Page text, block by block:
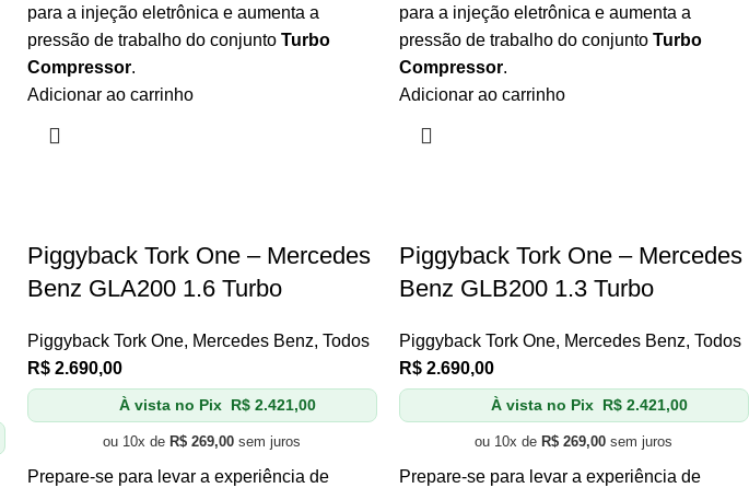
para a injeção eletrônica e aumenta a
pressão de trabalho do conjunto Turbo
Compressor.
Adicionar ao carrinho
para a injeção eletrônica e aumenta a
pressão de trabalho do conjunto Turbo
Compressor.
Adicionar ao carrinho
Piggyback Tork One – Mercedes
Benz GLA200 1.6 Turbo
Piggyback Tork One, Mercedes Benz, Todos
R$2.690,00
À vista no Pix R$2.421,00
ou 10x de R$ 269,00 sem juros
Prepare-se para levar a experiência de
Piggyback Tork One – Mercedes
Benz GLB200 1.3 Turbo
Piggyback Tork One, Mercedes Benz, Todos
R$2.690,00
À vista no Pix R$ 2.421,00
ou 10x de R$ 269,00 sem juros
Prepare-se para levar a experiência de